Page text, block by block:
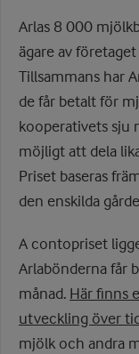
Arlas 8 000
ägare av
Tillsammans har
de får betalt för
kooperativets sju
möjligt att dela
Priset baseras
den enskilda
A contopriset
Arlabönderna får
månad. Här finns
utveckling över
mjölk och andra